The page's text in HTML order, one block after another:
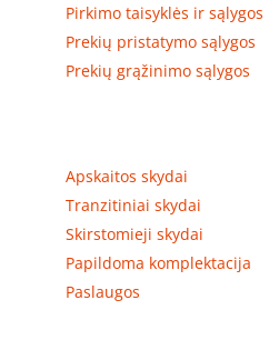
Pirkimo taisyklės ir sąlygos
Prekių pristatymo sąlygos
Prekių grąžinimo sąlygos
Apskaitos skydai
Tranzitiniai skydai
Skirstomieji skydai
Papildoma komplektacija
Paslaugos